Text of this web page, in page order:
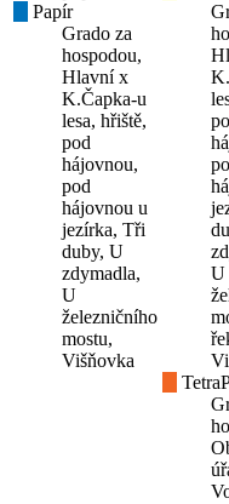
Papír
Grado za
hospodou,
Hlavní x
K.Čapka-u
lesa, hřiště,
pod
hájovnou,
pod
hájovnou u
jezírka, Tři
duby, U
zdymadla,
U
železničního
mostu,
Višňovka
U